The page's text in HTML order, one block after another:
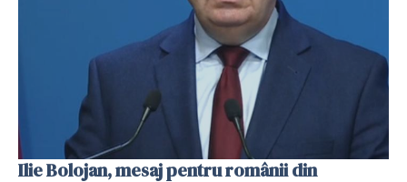
Ilie Bolojan, mesaj pentru românii din